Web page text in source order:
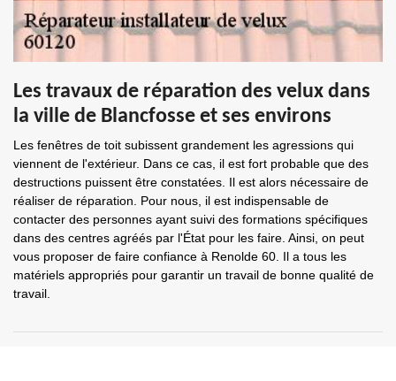
Les travaux de réparation des velux dans
la ville de Blancfosse et ses environs
Les fenêtres de toit subissent grandement les agressions qui
viennent de l'extérieur. Dans ce cas, il est fort probable que des
destructions puissent être constatées. Il est alors nécessaire de
réaliser de réparation. Pour nous, il est indispensable de
contacter des personnes ayant suivi des formations spécifiques
dans des centres agréés par l'État pour les faire. Ainsi, on peut
vous proposer de faire confiance à Renolde 60. Il a tous les
matériels appropriés pour garantir un travail de bonne qualité de
travail.